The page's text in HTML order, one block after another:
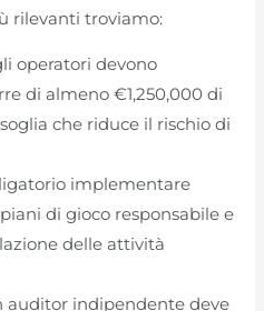
rilevanti troviamo:
operatori devono
di almeno €1,250,000 di
che riduce il rischio di
implementare
di gioco responsabile e
delle attività
auditor indipendente deve